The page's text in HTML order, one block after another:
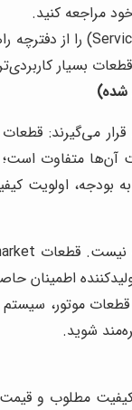
مراجعه کنید.
بسیار
اولویت
اطمینان
شوید.
مطلوب و